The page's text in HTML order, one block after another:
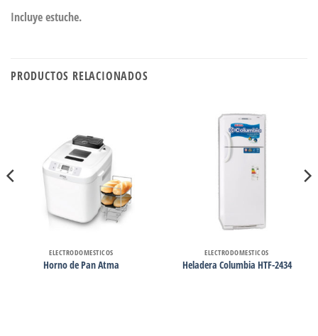
Incluye estuche.
PRODUCTOS RELACIONADOS
ELECTRODOMESTICOS
Horno de Pan Atma
ELECTRODOMESTICOS
Heladera Columbia HTF-2434